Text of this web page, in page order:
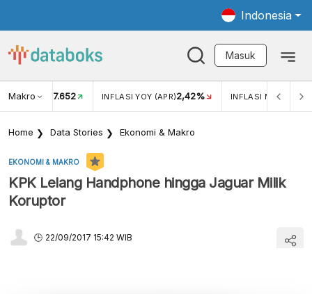
Indonesia
Masuk
Makro
USD/IDR 17.652 INFLASI YOY (APR)2,42% INFLASI MOM (APR)
Home Data Stories Ekonomi & Makro
EKONOMI & MAKRO
KPK Lelang Handphone hingga Jaguar Milik
Koruptor
22/09/2017 15:42 WIB